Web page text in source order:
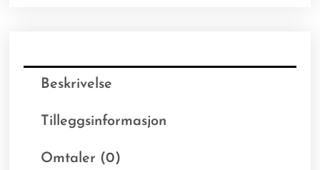
Beskrivelse
Tilleggsinformasjon
Omtaler (0)